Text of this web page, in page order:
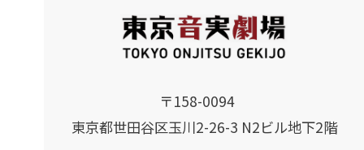
〒158-0094
東京都世田谷区玉川2-26-3 N2ビル地下2階